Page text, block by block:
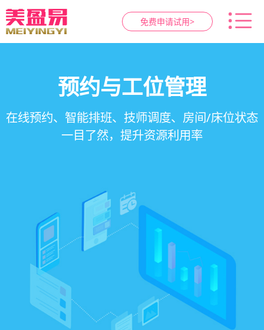
免费申请试用>
智慧养生馆管理系统
一站式解决养生馆预约、服务、会员、财务、营
销全流程数字化管理
会员营销&锁客
会员积分、套餐定制、精准营销、客户关怀，提
升复购率与客单价
预约与工位管理
在线预约、智能排班、技师调度、房间/床位状态
一目了然，提升资源利用率
健康档案与效果追踪
客户体质记录、服务方案执行、效果对比，数据
化展示服务价值